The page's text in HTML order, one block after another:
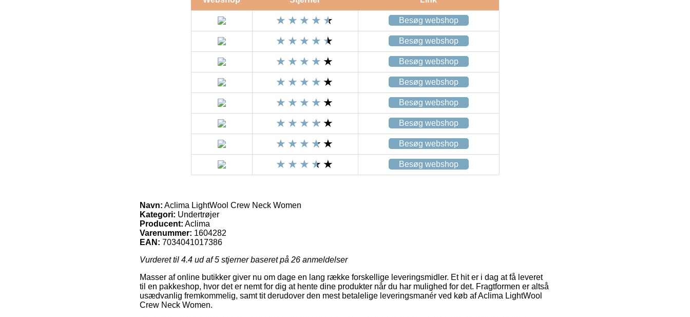
Besøg webshop
Besøg webshop
Besøg webshop
Besøg webshop
Besøg webshop
Besøg webshop
Besøg webshop
Besøg webshop
Navn: Aclima LightWool Crew Neck Women
Kategori: Undertrøjer
Producent: Aclima
Varenummer: 1604282
EAN: 7034041017386
Vurderet til 4.4 ud af 5 stjerner baseret på 26 anmeldelser
Masser af online butikker giver nu om dage en lang række forskellige leveringsmidler. Et hit er i dag at få leveret
til en pakkeshop, hvor det er nemt for dig at hente dine produkter når du har mulighed for det. Fragtformen er altså
usædvanlig fremkommelig, samt tit derudover den mest betalelige leveringsmanér ved køb af Aclima LightWool
Crew Neck Women.